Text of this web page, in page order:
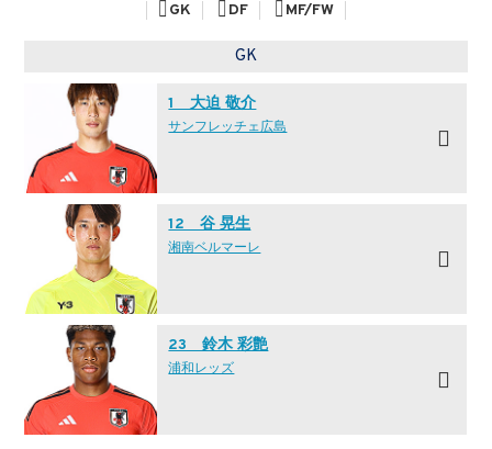
GK DF MF/FW
GK
1 大迫 敬介
サンフレッチェ広島
12 谷 晃生
湘南ベルマーレ
23 鈴木 彩艶
浦和レッズ